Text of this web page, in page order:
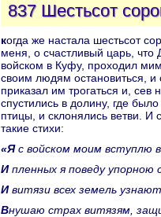
837 Шестьсот
кoгда же нaстала шестьсот сорок четвёртая ночь, онa сказала: «Дошло до
меня, о счастливый царь, что
войскoм в Куфу, проходил
своим людям остановиться,
приказал им трогаться и,
спустились в долину, где
птицы, и склонялись ветви. И
такие стихи:
«Я с войскoм моим вступлю
И пленных я поведу упорною
И витязи всех земель
Внушаю стpaх витязям,